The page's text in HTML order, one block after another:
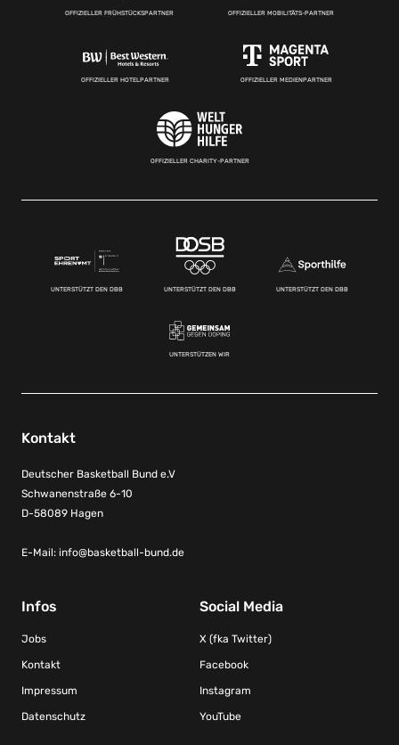
OFFIZIELLER FRÜHSTÜCKSPARTNER OFFIZIELLER MOBILITÄTS-PARTNER
OFFIZIELLER HOTELPARTNER OFFIZIELLER MEDIENPARTNER
OFFIZIELLER CHARITY-PARTNER
UNTERSTÜTZT DEN DBB UNTERSTÜTZT DEN DBB UNTERSTÜTZT DEN DBB
UNTERSTÜTZEN WIR
Kontakt
Deutscher Basketball Bund e.V
Schwanenstraße 6-10
D-58089 Hagen
E-Mail: info@basketball-bund.de
Infos
Jobs
Kontakt
Impressum
Datenschutz
Social Media
X (fka Twitter)
Facebook
Instagram
YouTube